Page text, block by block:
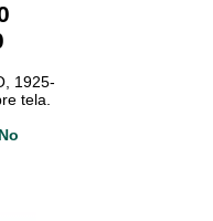
1925-
tela.
No